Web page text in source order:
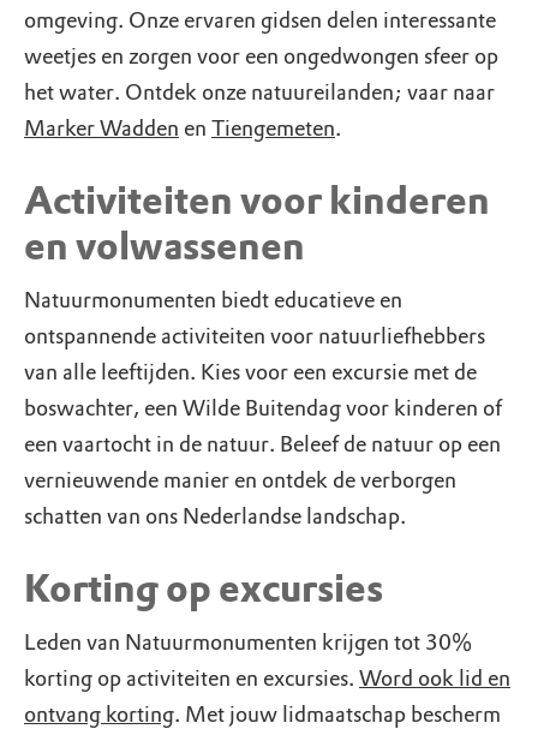
omgeving. Onze ervaren gidsen delen interessante
weetjes en zorgen voor een ongedwongen sfeer op
het water. Ontdek onze natuureilanden; vaar naar
Marker Wadden en Tiengemeten.
Activiteiten voor kinderen
en volwassenen
Natuurmonumenten biedt educatieve en
ontspannende activiteiten voor natuurliefhebbers
van alle leeftijden. Kies voor een excursie met de
boswachter, een Wilde Buitendag voor kinderen of
een vaartocht in de natuur. Beleef de natuur op een
vernieuwende manier en ontdek de verborgen
schatten van ons Nederlandse landschap.
Korting op excursies
Leden van Natuurmonumenten krijgen tot 30%
korting op activiteiten en excursies. Word ook lid en
ontvang korting. Met jouw lidmaatschap bescherm